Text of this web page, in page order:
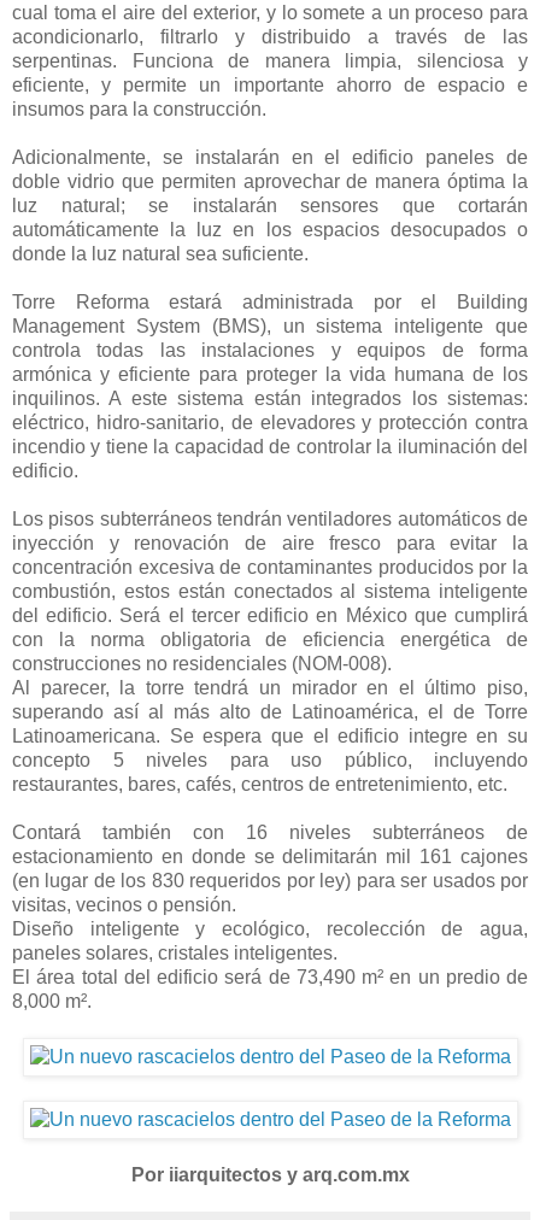
cual toma el aire del exterior, y lo somete a un proceso para
acondicionarlo, filtrarlo y distribuido a través de las
serpentinas. Funciona de manera limpia, silenciosa y
eficiente, y permite un importante ahorro de espacio e
insumos para la construcción.
Adicionalmente, se instalarán en el edificio paneles de
doble vidrio que permiten aprovechar de manera óptima la
luz natural; se instalarán sensores que cortarán
automáticamente la luz en los espacios desocupados o
donde la luz natural sea suficiente.
Torre Reforma estará administrada por el Building
Management System (BMS), un sistema inteligente que
controla todas las instalaciones y equipos de forma
armónica y eficiente para proteger la vida humana de los
inquilinos. A este sistema están integrados los sistemas:
eléctrico, hidro-sanitario, de elevadores y protección contra
incendio y tiene la capacidad de controlar la iluminación del
edificio.
Los pisos subterráneos tendrán ventiladores automáticos de
inyección y renovación de aire fresco para evitar la
concentración excesiva de contaminantes producidos por la
combustión, estos están conectados al sistema inteligente
del edificio. Será el tercer edificio en México que cumplirá
con la norma obligatoria de eficiencia energética de
construcciones no residenciales (NOM-008).
Al parecer, la torre tendrá un mirador en el último piso,
superando así al más alto de Latinoamérica, el de Torre
Latinoamericana. Se espera que el edificio integre en su
concepto 5 niveles para uso público, incluyendo
restaurantes, bares, cafés, centros de entretenimiento, etc.
Contará también con 16 niveles subterráneos de
estacionamiento en donde se delimitarán mil 161 cajones
(en lugar de los 830 requeridos por ley) para ser usados por
visitas, vecinos o pensión.
Diseño inteligente y ecológico, recolección de agua,
paneles solares, cristales inteligentes.
El área total del edificio será de 73,490 m² en un predio de
8,000 m².
Por iiarquitectos y arq.com.mx